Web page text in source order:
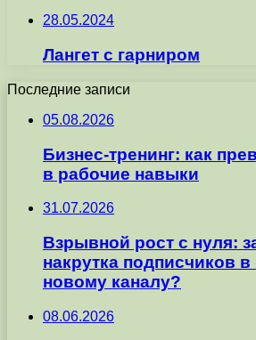
28.05.2024
Лангет с гарниром
Последние записи
05.08.2026
Бизнес-тренинг: как
в рабочие навыки
31.07.2026
Взрывной рост с нуля:
накрутка подписчиков
новому каналу?
08.06.2026